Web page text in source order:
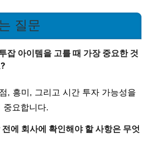
질문
잡 아이템을 고를 때 가장 중요한 것
, 흥미, 그리고 시간 투자 가능성을
중요합니다.
에 회사에 확인해야 할 사항은 무엇